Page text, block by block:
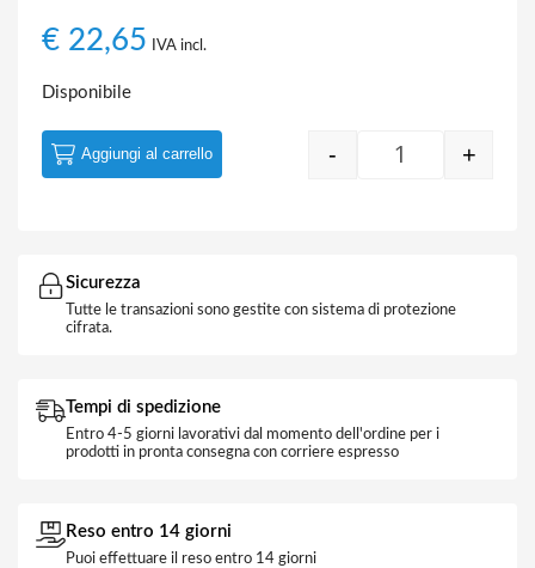
€ 22,65 IVA incl.
Disponibile
Quantity
- +
Aggiungi al carrello
Sicurezza
Tutte le transazioni sono gestite con sistema di protezione
cifrata.
Tempi di spedizione
Entro 4-5 giorni lavorativi dal momento dell'ordine per i
prodotti in pronta consegna con corriere espresso
Reso entro 14 giorni
Puoi effettuare il reso entro 14 giorni